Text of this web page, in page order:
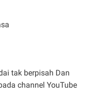
tak berpisah Dan
channel YouTube